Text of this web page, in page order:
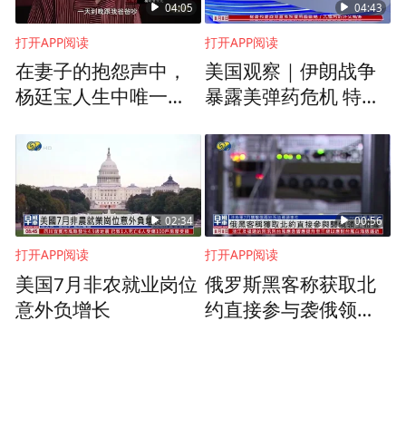
04:05
打开APP阅读
在妻子的抱怨声中，
杨廷宝人生中唯一一
04:43
打开APP阅读
美国观察｜伊朗战争
暴露美弹药危机 特朗
02:34
打开APP阅读
美国7月非农就业岗位
意外负增长
00:56
打开APP阅读
俄罗斯黑客称获取北
约直接参与袭俄领土